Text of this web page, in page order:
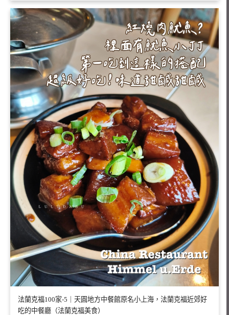
法蘭克福100家-5｜天圓地方中餐館原名小上海，法蘭克福近郊好
吃的中餐廳（法蘭克福美食）